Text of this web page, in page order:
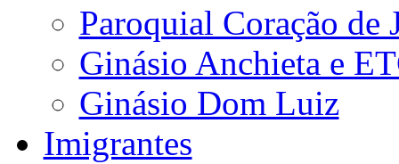
Paroquial Coração de
Ginásio Anchieta e
Ginásio Dom Luiz
Imigrantes